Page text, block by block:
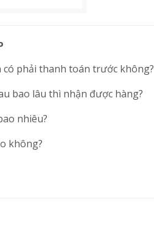
có phải thanh toán trước không?
bao lâu thì nhận được hàng?
nhiêu?
không?